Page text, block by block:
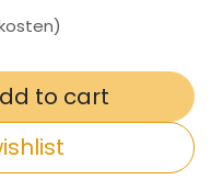
to cart